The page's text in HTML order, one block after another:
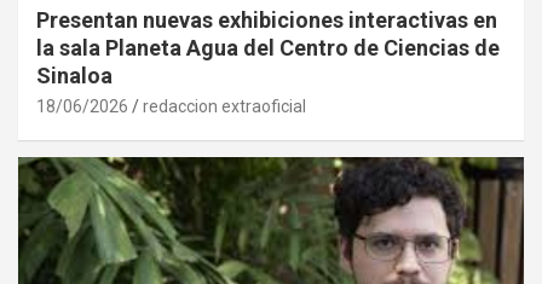
Presentan nuevas exhibiciones interactivas en
la sala Planeta Agua del Centro de Ciencias de
Sinaloa
18/06/2026 redaccion extraoficial